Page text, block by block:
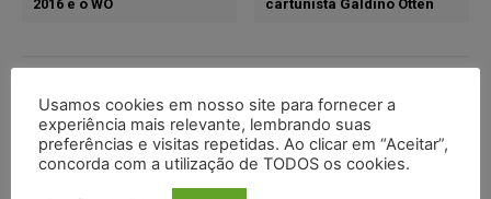
2016 e o WO
cartunista Galdino Otten
Usamos cookies em nosso site para fornecer a
experiência mais relevante, lembrando suas
preferências e visitas repetidas. Ao clicar em “Aceitar”,
concorda com a utilização de TODOS os cookies.